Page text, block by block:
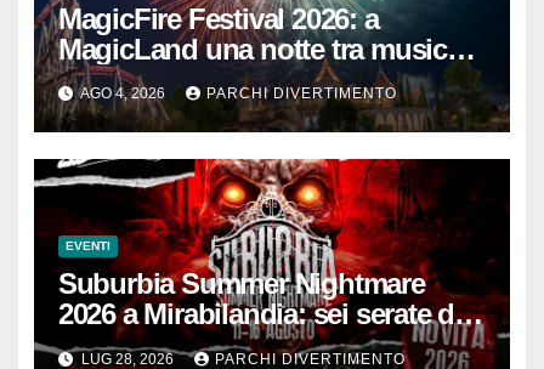
MagicFire Festival 2026: a
MagicLand una notte tra musica,
fuochi d’artificio e attrazioni
AGO 4, 2026 PARCHI DIVERTIMENTO
EVENTI
Suburbia Summer Nightmare
2026 a Mirabilandia: sei serate da
brivido
LUG 28, 2026 PARCHI DIVERTIMENTO